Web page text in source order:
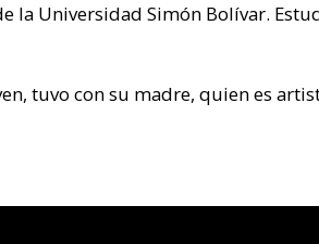
la Universidad Simón Bolívar.
tuvo con su madre, quien es